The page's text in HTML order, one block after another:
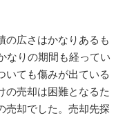
の広さはかなりあるも
なりの期間も経ってい
いても傷みが出ている
の売却は困難となるた
売却でした。売却先探